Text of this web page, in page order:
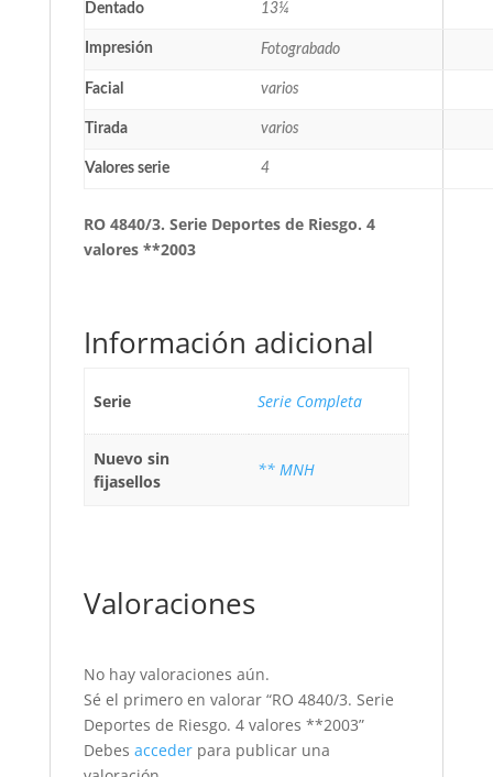
Dentado 13¼
Impresión Fotograbado
Facial varios
Tirada varios
Valores serie 4
RO 4840/3. Serie Deportes de Riesgo. 4
valores **2003
Información adicional
Serie Serie Completa
Nuevo sin
fijasellos
** MNH
Valoraciones
No hay valoraciones aún.
Sé el primero en valorar “RO 4840/3. Serie
Deportes de Riesgo. 4 valores **2003”
Debes accederpara publicar una